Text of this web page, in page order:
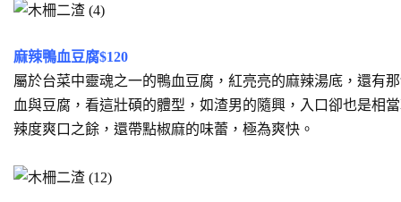
麻辣鴨血豆腐$120
屬於台菜中靈魂之一的鴨血豆腐，紅亮亮的麻辣湯底，還有
血與豆腐，看這壯碩的體型，如渣男的隨興，入口卻也是相
辣度爽口之餘，還帶點椒麻的味蕾，極為爽快。